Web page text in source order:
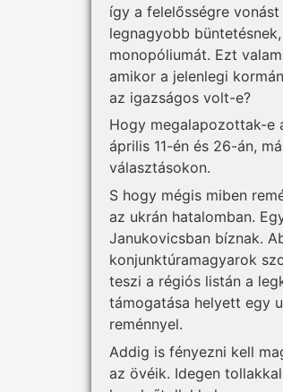
így a felelősségre
legnagyobb
monopóliumát. Ezt
amikor a jelenlegi
az igazságos volt-e?
Hogy megalapozottak-e
április 11-én és 26-án,
választásokon.
S hogy mégis miben
az ukrán hatalomban.
Janukovicsban bíznak.
konjunktúramagyarok
teszi a régiós listán a
támogatása helyett egy
reménnyel.
Addig is fényezni kell
az övéik. Idegen